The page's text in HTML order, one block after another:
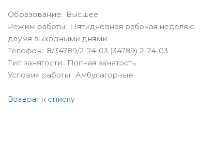
Образование: Высшее
Режим работы: Пятидневная рабочая неделя с
двумя выходными днями
Телефон: 8/34789/2-24-03 (34789) 2-24-03
Тип занятости: Полная занятость
Условия работы: Амбулаторные
Возврат к списку